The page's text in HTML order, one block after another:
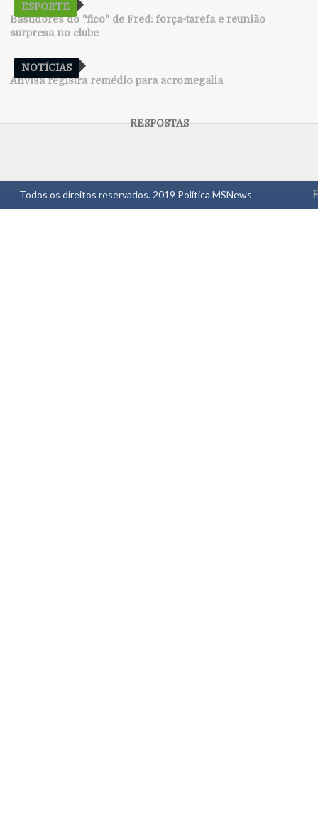
ESPORTE
Bastidores do "fico" de Fred: força-tarefa e reunião
surpresa no clube
NOTÍCIAS
Anvisa registra remédio para acromegalia
Todos os direitos reservados. 2019 Política MSNews